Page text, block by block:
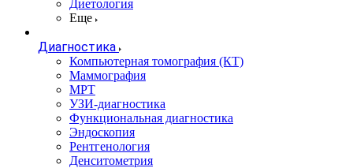
Диетология
Еще
Диагностика
Компьютерная томография (КТ)
Маммография
МРТ
УЗИ-диагностика
Функциональная диагностика
Эндоскопия
Рентгенология
Денситометрия